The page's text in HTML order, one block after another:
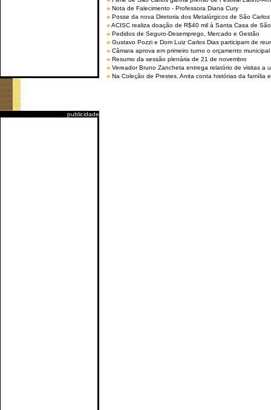
publicidade
Nota de Falecimento - Professora Diana Cury
Posse da nova Diretoria dos Metalúrgicos de São
ACISC realiza doação de R$40 mil à Santa Casa de
Pedidos de Seguro-Desemprego, Mercado e Gestão
Gustavo Pozzi e Dom Luiz Carlos Dias participam de
Câmara aprova em primeiro turno o orçamento
Resumo da sessão plenária de 21 de novembro
Vereador Bruno Zancheta entrega relatório de visitas a
Na Coleção de Prestes, Anita conta histórias da família